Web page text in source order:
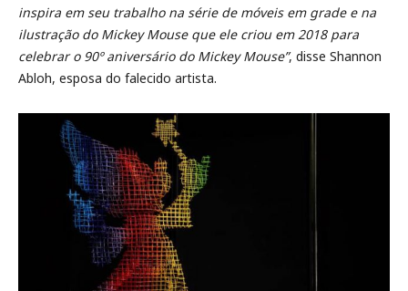
inspira em seu trabalho na série de móveis em grade e na
ilustração do Mickey Mouse que ele criou em 2018 para
celebrar o 90º aniversário do Mickey Mouse”, disse Shannon
Abloh, esposa do falecido artista.